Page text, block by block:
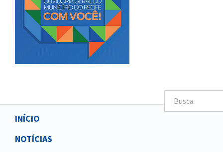
Main
navigation
INÍCIO
NOTÍCIAS